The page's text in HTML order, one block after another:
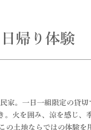
​日帰り体験
家。​一日一組限定の貸
。火を囲み、涼を感じ、
の土地ならではの体験を